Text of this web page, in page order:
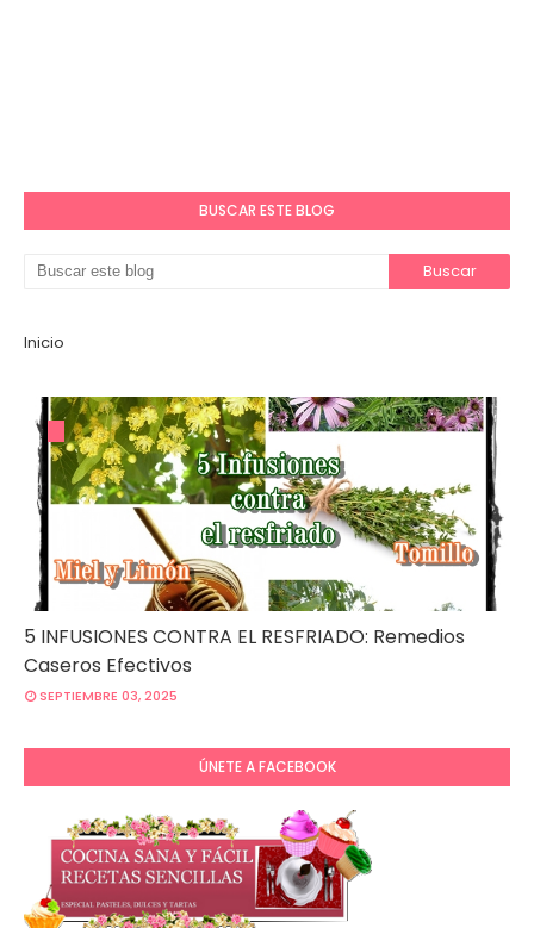
BUSCAR ESTE BLOG
Inicio
5 INFUSIONES CONTRA EL RESFRIADO: Remedios
Caseros Efectivos
SEPTIEMBRE 03, 2025
ÚNETE A FACEBOOK